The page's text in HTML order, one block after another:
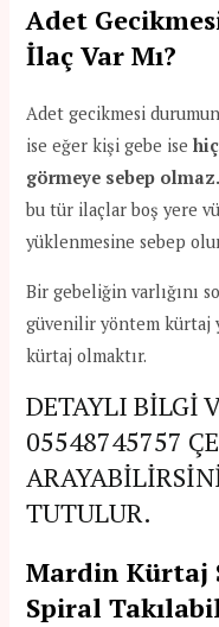
Adet
İlaç Var Mı?
Adet gecikmesi
ise eğer kişi gebe ise
görmeye sebep
bu tür ilaçlar boş yere
yüklenmesine sebep
Bir gebeliğin varlığını
güvenilir yöntem kürtaj
kürtaj olmaktır.
DETAYLI BİLGİ
05548745757
TUTULUR.
Mardin Kürtaj
Spiral